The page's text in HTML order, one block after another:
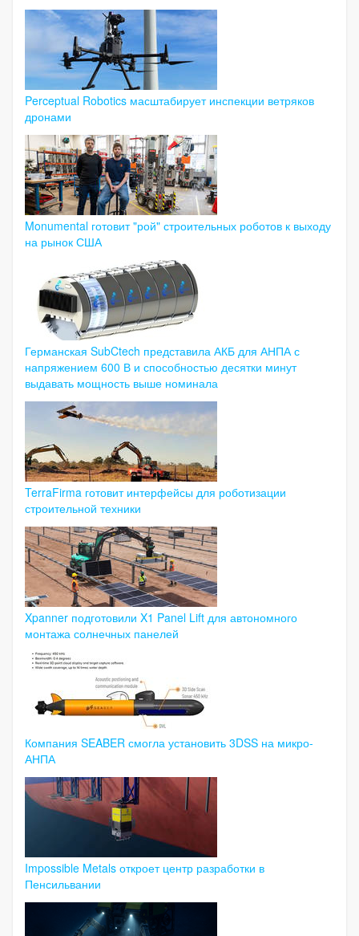
Perceptual Robotics масштабирует инспекции ветряков
дронами
Monumental готовит "рой" строительных роботов к выходу
на рынок США
Германская SubCtech представила АКБ для АНПА с
напряжением 600 В и способностью десятки минут
выдавать мощность выше номинала
TerraFirma готовит интерфейсы для роботизации
строительной техники
Xpanner подготовили X1 Panel Lift для автономного
монтажа солнечных панелей
Компания SEABER смогла установить 3DSS на микро-
АНПА
Impossible Metals откроет центр разработки в
Пенсильвании